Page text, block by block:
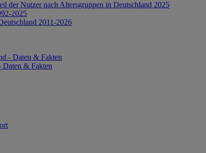
der Nutzer nach Altersgruppen in Deutschland 2025
2025
2011-2026
- Daten & Fakten
Daten & Fakten